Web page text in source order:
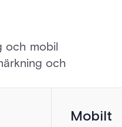
och mobil
och
Mobilt